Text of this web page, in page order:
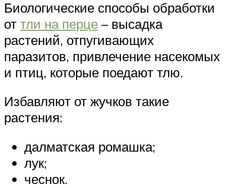
Биологические способы обработки
от тли на перце – высадка
растений, отпугивающих
паразитов, привлечение насекомых
и птиц, которые поедают тлю.
Избавляют от жучков такие
растения:
далматская ромашка;
лук;
чеснок.